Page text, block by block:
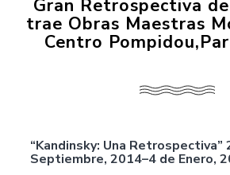
Gran Retrospectiva
trae Obras Maestras
Centro
“Kandinsky: Una Retrospectiva”
Septiembre, 2014–4 de Enero,